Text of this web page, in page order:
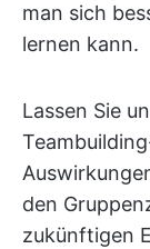
man sich
lernen kann.
Lassen Sie
den
zukünftigen